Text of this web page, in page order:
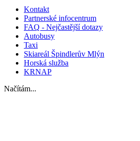
Kontakt
Partnerské infocentrum
FAQ - Nejčastější dotazy
Autobusy
Taxi
Skiareál Špindlerův Mlýn
Horská služba
KRNAP
Načítám...